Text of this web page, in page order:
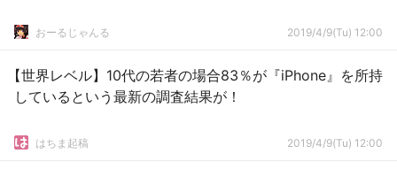
おーるじゃんる 2019/4/9(Tu) 12:00
【世界レベル】10代の若者の場合83％が『iPhone』を所持
しているという最新の調査結果が！
はちま起稿 2019/4/9(Tu) 12:00